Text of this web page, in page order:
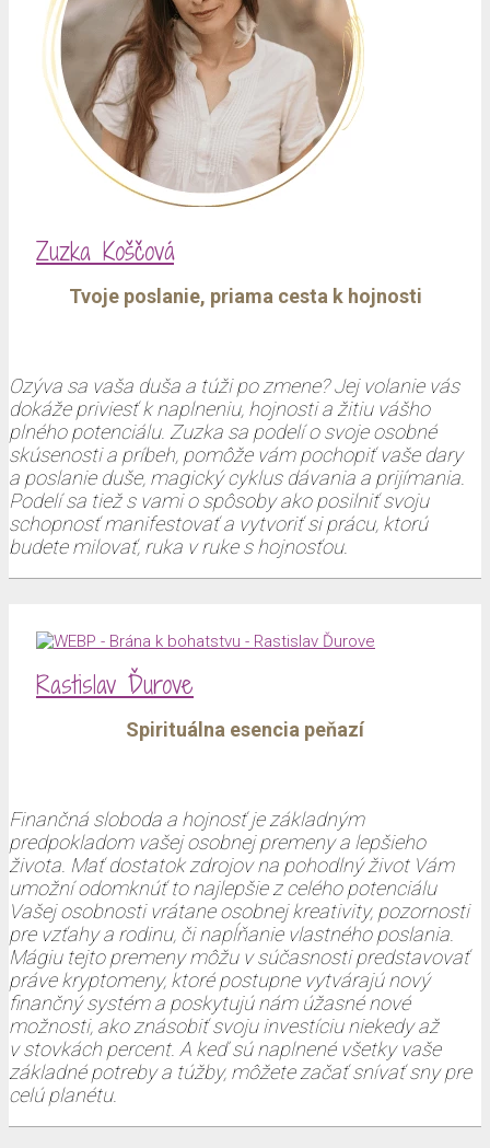
Zuzka Koščová
Tvoje poslanie, priama cesta k hojnosti
Ozýva sa vaša duša a túži po zmene? Jej volanie vás
dokáže priviesť k naplneniu, hojnosti a žitiu vášho
plného potenciálu. Zuzka sa podelí o svoje osobné
skúsenosti a príbeh, pomôže vám pochopiť vaše dary
a poslanie duše, magický cyklus dávania a prijímania.
Podelí sa tiež s vami o spôsoby ako posilniť svoju
schopnosť manifestovať a vytvoriť si prácu, ktorú
budete milovať, ruka v ruke s hojnosťou.
Rastislav Ďurove
Spirituálna esencia peňazí
Finančná sloboda a hojnosť je základným
predpokladom vašej osobnej premeny a lepšieho
života. Mať dostatok zdrojov na pohodlný život Vám
umožní odomknúť to najlepšie z celého potenciálu
Vašej osobnosti vrátane osobnej kreativity, pozornosti
pre vzťahy a rodinu, či napĺňanie vlastného poslania.
Mágiu tejto premeny môžu v súčasnosti predstavovať
práve kryptomeny, ktoré postupne vytvárajú nový
finančný systém a poskytujú nám úžasné nové
možnosti, ako znásobiť svoju investíciu niekedy až
v stovkách percent. A keď sú naplnené všetky vaše
základné potreby a túžby, môžete začať snívať sny pre
celú planétu.